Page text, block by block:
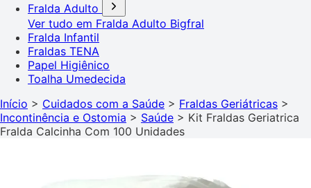
Fralda Adulto
Ver tudo em Fralda Adulto Bigfral
Fralda Infantil
Fraldas TENA
Papel Higiênico
Toalha Umedecida
Início > Cuidados com a Saúde > Fraldas Geriátricas >
Incontinência e Ostomia > Saúde > Kit Fraldas Geriatrica
Fralda Calcinha Com 100 Unidades